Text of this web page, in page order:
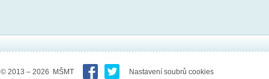
© 2013 – 2026 MŠMT Nastavení soubrů cookies